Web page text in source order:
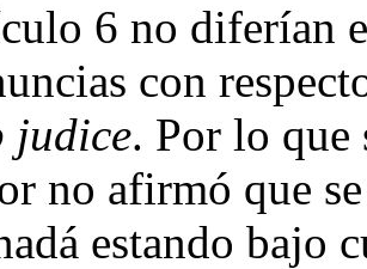
6 no diferían
con
judice. Por lo que
no afirmó que
estando bajo